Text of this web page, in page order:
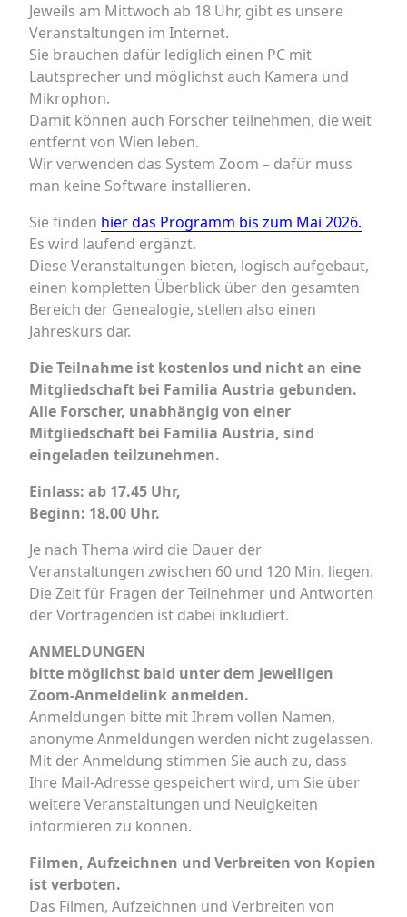
Jeweils am Mittwoch ab 18 Uhr, gibt es unsere
Veranstaltungen im Internet.
Sie brauchen dafür lediglich einen PC mit
Lautsprecher und möglichst auch Kamera und
Mikrophon.
Damit können auch Forscher teilnehmen, die weit
entfernt von Wien leben.
Wir verwenden das System Zoom – dafür muss
man keine Software installieren.
Sie finden hier das Programm bis zum Mai 2026.
Es wird laufend ergänzt.
Diese Veranstaltungen bieten, logisch aufgebaut,
einen kompletten Überblick über den gesamten
Bereich der Genealogie, stellen also einen
Jahreskurs dar.
Die Teilnahme ist kostenlos und nicht an eine
Mitgliedschaft bei Familia Austria gebunden.
Alle Forscher, unabhängig von einer
Mitgliedschaft bei Familia Austria, sind
eingeladen teilzunehmen.
Einlass: ab 17.45 Uhr,
Beginn: 18.00 Uhr.
Je nach Thema wird die Dauer der
Veranstaltungen zwischen 60 und 120 Min. liegen.
Die Zeit für Fragen der Teilnehmer und Antworten
der Vortragenden ist dabei inkludiert.
ANMELDUNGEN
bitte möglichst bald unter dem jeweiligen
Zoom-Anmeldelink anmelden.
Anmeldungen bitte mit Ihrem vollen Namen,
anonyme Anmeldungen werden nicht zugelassen.
Mit der Anmeldung stimmen Sie auch zu, dass
Ihre Mail-Adresse gespeichert wird, um Sie über
weitere Veranstaltungen und Neuigkeiten
informieren zu können.
Filmen, Aufzeichnen und Verbreiten von Kopien
ist verboten.
Das Filmen, Aufzeichnen und Verbreiten von